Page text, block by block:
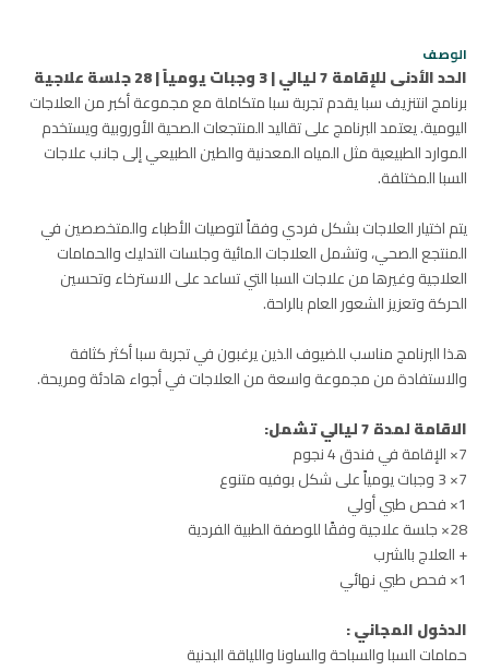
الوصف
الحد الأدنى للإقامة 7 ليالي | 3 وجبات يومياً | 28 جلسة علاجية
برنامج انتنزيف سبا يقدم تجربة سبا متكاملة مع مجموعة أكبر من العلاجات
اليومية. يعتمد البرنامج على تقاليد المنتجعات الصحية الأوروبية ويستخدم
الموارد الطبيعية مثل المياه المعدنية والطين الطبيعي إلى جانب علاجات
السبا المختلفة.
يتم اختيار العلاجات بشكل فردي وفقاً لتوصيات الأطباء والمتخصصين في
المنتجع الصحي، وتشمل العلاجات المائية وجلسات التدليك والحمامات
العلاجية وغيرها من علاجات السبا التي تساعد على الاسترخاء وتحسين
الحركة وتعزيز الشعور العام بالراحة.
هذا البرنامج مناسب للضيوف الذين يرغبون في تجربة سبا أكثر كثافة
والاستفادة من مجموعة واسعة من العلاجات في أجواء هادئة ومريحة.
الاقامة لمدة 7 ليالي تشمل:
7× الإقامة في فندق 4 نجوم
7× 3 وجبات يومياً على شكل بوفيه متنوع
1× فحص طبي أولي
28× جلسة علاجية وفقًا للوصفة الطبية الفردية
+ العلاج بالشرب
1× فحص طبي نهائي
الدخول المجاني :
حمامات السبا والسباحة والساونا واللياقة البدنية